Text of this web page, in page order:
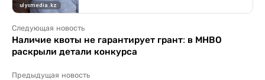
Следующая новость
Наличие квоты не гарантирует грант: в МНВО
раскрыли детали конкурса
Предыдущая новость